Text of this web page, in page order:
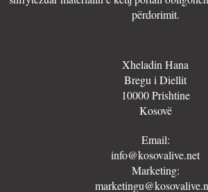
përdorimit.
Xheladin Hana
Bregu i Diellit
10000 Prishtine
Kosovë
Email:
info@kosovalive.net
Marketing: